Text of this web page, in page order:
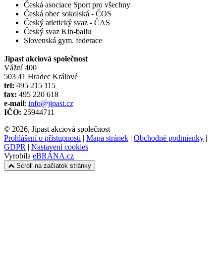
Česká asociace Sport pro všechny
Česká obec sokolská - ČOS
Český atletický svaz - ČAS
Český svaz Kin-ballu
Slovenská gym. federace
Jipast akciová společnost
Vážní 400
503 41 Hradec Králové
tel: 495 215 115
fax: 495 220 618
e-mail: info@jipast.cz
IČO: 25944711
© 2026, Jipast akciová společnost
Prohlášení o přístupnosti | Mapa stránek | Obchodné podmienky |
GDPR | Nastavení cookies
Vyrobila eBRÁNA.cz
Scroll na začiatok stránky